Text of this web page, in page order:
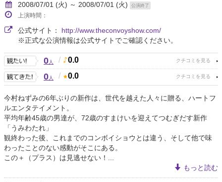
2008/07/01 (火) ～ 2008/07/01 (火) 公演終了
上演時間：
公式サイト： http://www.theconvoyshow.com/
※正式な公演情報は公式サイトでご確認ください。
0人 / 0.0
0人 / 0.0
今村ねずみの6年ぶりの新作は、世代を越えた人々に贈る、ハートフ
ルエンタテイメント。
平均年齢45歳の男達が、72歳のすまけいを迎えてつむぎだす新作
「うみわたれ」
観終わった後、これまでのコンボイショウとは違う、そして他で味
わったことのない感動がそこにある。
この＋（プラス）は見逃せない！...
もっと読む